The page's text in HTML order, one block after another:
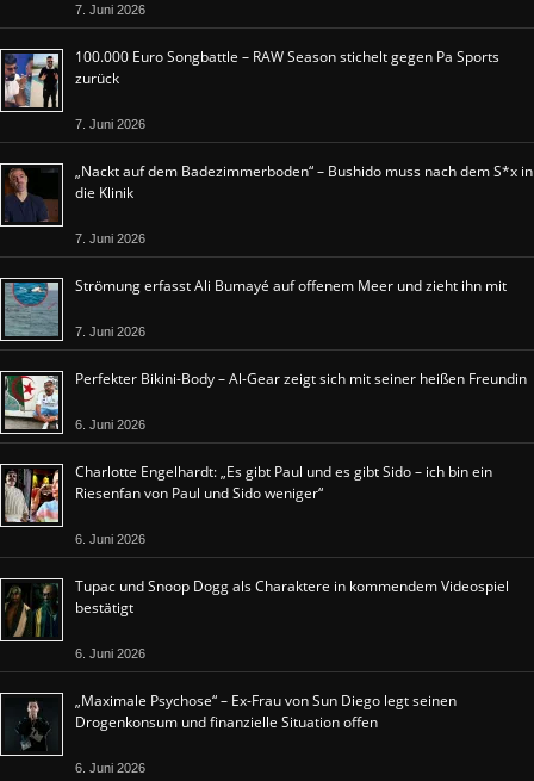
7. Juni 2026
100.000 Euro Songbattle – RAW Season stichelt gegen Pa Sports
zurück
7. Juni 2026
„Nackt auf dem Badezimmerboden“ – Bushido muss nach dem S*x in
die Klinik
7. Juni 2026
Strömung erfasst Ali Bumayé auf offenem Meer und zieht ihn mit
7. Juni 2026
Perfekter Bikini-Body – Al-Gear zeigt sich mit seiner heißen Freundin
6. Juni 2026
Charlotte Engelhardt: „Es gibt Paul und es gibt Sido – ich bin ein
Riesenfan von Paul und Sido weniger“
6. Juni 2026
Tupac und Snoop Dogg als Charaktere in kommendem Videospiel
bestätigt
6. Juni 2026
„Maximale Psychose“ – Ex-Frau von Sun Diego legt seinen
Drogenkonsum und finanzielle Situation offen
6. Juni 2026